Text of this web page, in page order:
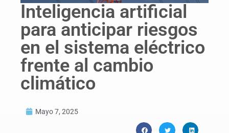
Inteligencia artificial
para anticipar riesgos
en el sistema eléctrico
frente al cambio
climático
Mayo 7, 2025